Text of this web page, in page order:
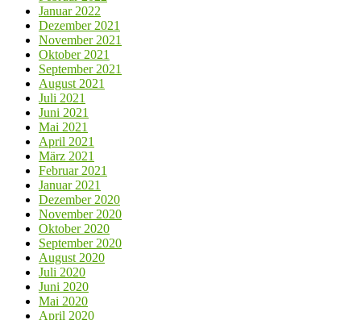
Januar 2022
Dezember 2021
November 2021
Oktober 2021
September 2021
August 2021
Juli 2021
Juni 2021
Mai 2021
April 2021
März 2021
Februar 2021
Januar 2021
Dezember 2020
November 2020
Oktober 2020
September 2020
August 2020
Juli 2020
Juni 2020
Mai 2020
April 2020